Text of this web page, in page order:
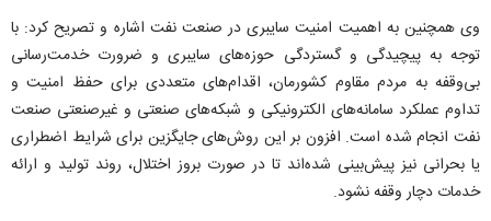
وی همچنین به اهمیت امنیت سایبری در صنعت نفت اشاره و تصریح کرد: با
توجه به پیچیدگی و گستردگی حوزه‌های سایبری و ضرورت خدمت‌رسانی
بی‌وقفه به مردم مقاوم کشورمان، اقدام‌های متعددی برای حفظ امنیت و
تداوم عملکرد سامانه‌های الکترونیکی و شبکه‌های صنعتی و غیرصنعتی صنعت
نفت انجام شده است. افزون بر این روش‌های جایگزین برای شرایط اضطراری
یا بحرانی نیز پیش‌بینی شده‌اند تا در صورت بروز اختلال، روند تولید و ارائه
خدمات دچار وقفه نشود.